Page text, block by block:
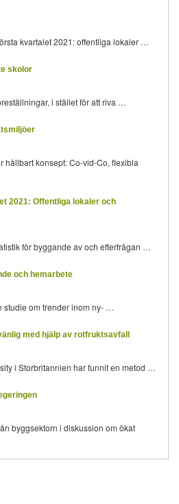
kvartalet 2021: offentliga lokaler …
skolor
i stället för att riva …
hållbart konsept: Co-vid-Co, flexibla
2021: Offentliga lokaler och
för byggande av och efterfrågan …
och hemarbete
studie om trender inom ny- …
med hjälp av rotfruktsavfall
i Storbritannien har funnit en metod …
byggsektorn i diskussion om ökat